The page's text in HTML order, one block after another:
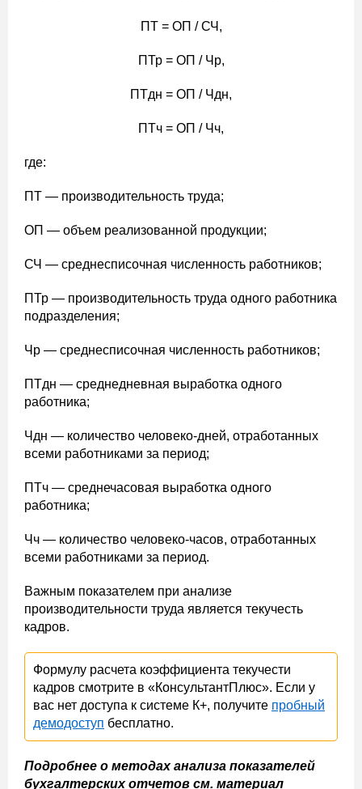
ПТ = ОП / СЧ,
ПТр = ОП / Чр,
ПТдн = ОП / Чдн,
ПТч = ОП / Чч,
где:
ПТ — производительность труда;
ОП — объем реализованной продукции;
СЧ — среднесписочная численность работников;
ПТр — производительность труда одного работника
подразделения;
Чр — среднесписочная численность работников;
ПТдн — среднедневная выработка одного
работника;
Чдн — количество человеко-дней, отработанных
всеми работниками за период;
ПТч — среднечасовая выработка одного
работника;
Чч — количество человеко-часов, отработанных
всеми работниками за период.
Важным показателем при анализе
производительности труда является текучесть
кадров.
Формулу расчета коэффициента текучести
кадров смотрите в «КонсультантПлюс». Если у
вас нет доступа к системе К+, получите пробный
демодоступ бесплатно.
Подробнее о методах анализа показателей
бухгалтерских отчетов см. материал